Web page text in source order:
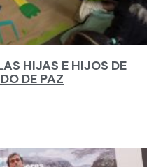
HIJAS E HIJOS DE
DE PAZ